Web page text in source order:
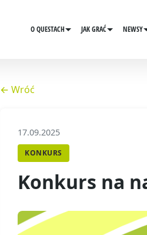
O QUESTACH JAK GRAĆ NEWSY
← Wróć
17.09.2025
KONKURS
Konkurs na